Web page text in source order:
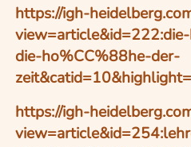
https://igh-
die-ho%CC%88he-der-
https://igh-